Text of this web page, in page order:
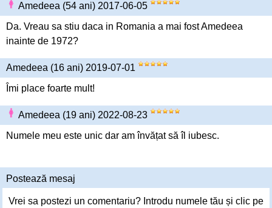
Amedeea (54 ani) 2017-06-05
Da. Vreau sa stiu daca in Romania a mai fost Amedeea
inainte de 1972?
Amedeea (16 ani) 2019-07-01
Îmi place foarte mult!
Amedeea (19 ani) 2022-08-23
Numele meu este unic dar am învățat să îl iubesc.
Postează mesaj
Vrei sa postezi un comentariu? Introdu numele tău și clic pe